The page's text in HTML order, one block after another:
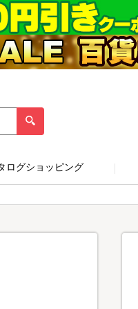
ログショッピング